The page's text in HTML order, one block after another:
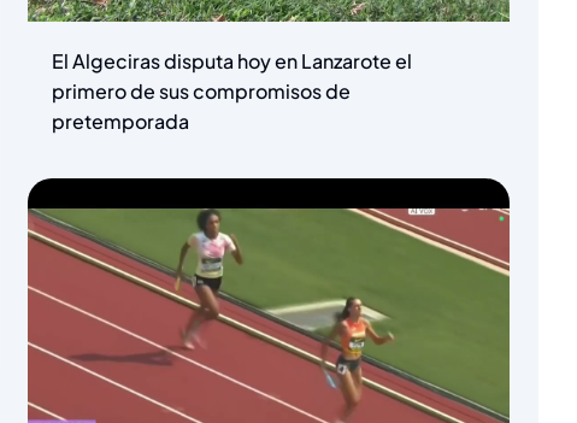
El Algeciras disputa hoy en Lanzarote el
primero de sus compromisos de
pretemporada